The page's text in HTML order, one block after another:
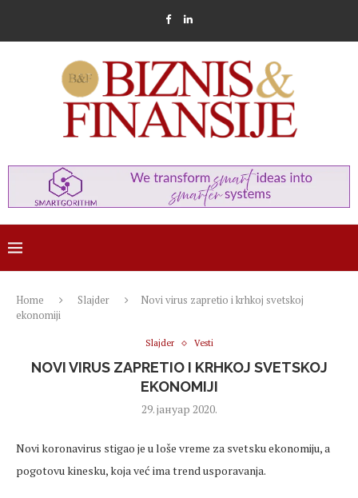
Home Slajder
Novi virus zapretio i krhkoj svetskoj
ekonomiji
Slajder Vesti
NOVI VIRUS ZAPRETIO I KRHKOJ SVETSKOJ
EKONOMIJI
29. јануар 2020.
Novi koronavirus stigao je u loše vreme za svetsku ekonomiju, a
pogotovu kinesku, koja već ima trend usporavanja.